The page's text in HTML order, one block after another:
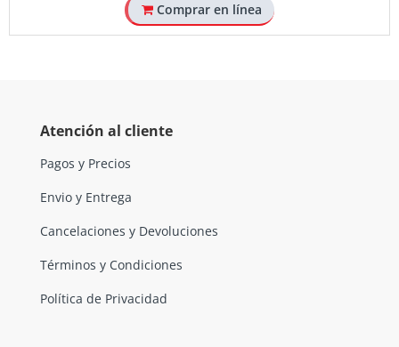
Comprar en línea
Atención al cliente
Pagos y Precios
Envio y Entrega
Cancelaciones y Devoluciones
Términos y Condiciones
Política de Privacidad